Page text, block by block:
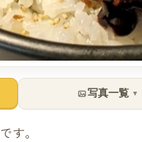
写真一覧 ▼
です。